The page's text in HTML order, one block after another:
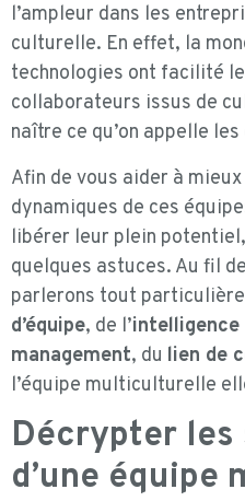
l’ampleur dans les
culturelle. En effet, la
technologies ont facilité
collaborateurs issus de
naître ce qu’on appelle les
Afin de vous aider à
dynamiques de ces
libérer leur plein
quelques astuces. Au fil
parlerons tout
d’équipe, de l’
management, du lien de
l’équipe multiculturelle
Décrypter
d’une